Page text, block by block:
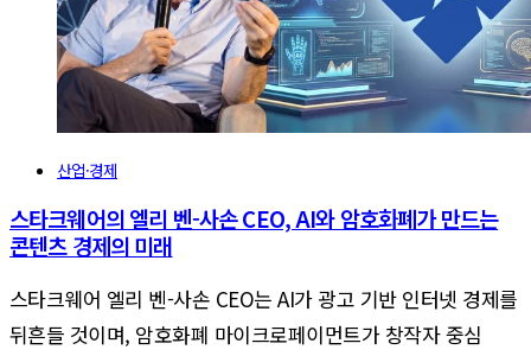
산업·경제
스타크웨어의 엘리 벤-사손 CEO, AI와 암호화폐가 만드는
콘텐츠 경제의 미래
스타크웨어 엘리 벤-사손 CEO는 AI가 광고 기반 인터넷 경제를
뒤흔들 것이며, 암호화폐 마이크로페이먼트가 창작자 중심